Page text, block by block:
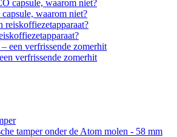
waarom niet?
verfrissende zomerhit
tamper onder de Atom molen - 58 mm